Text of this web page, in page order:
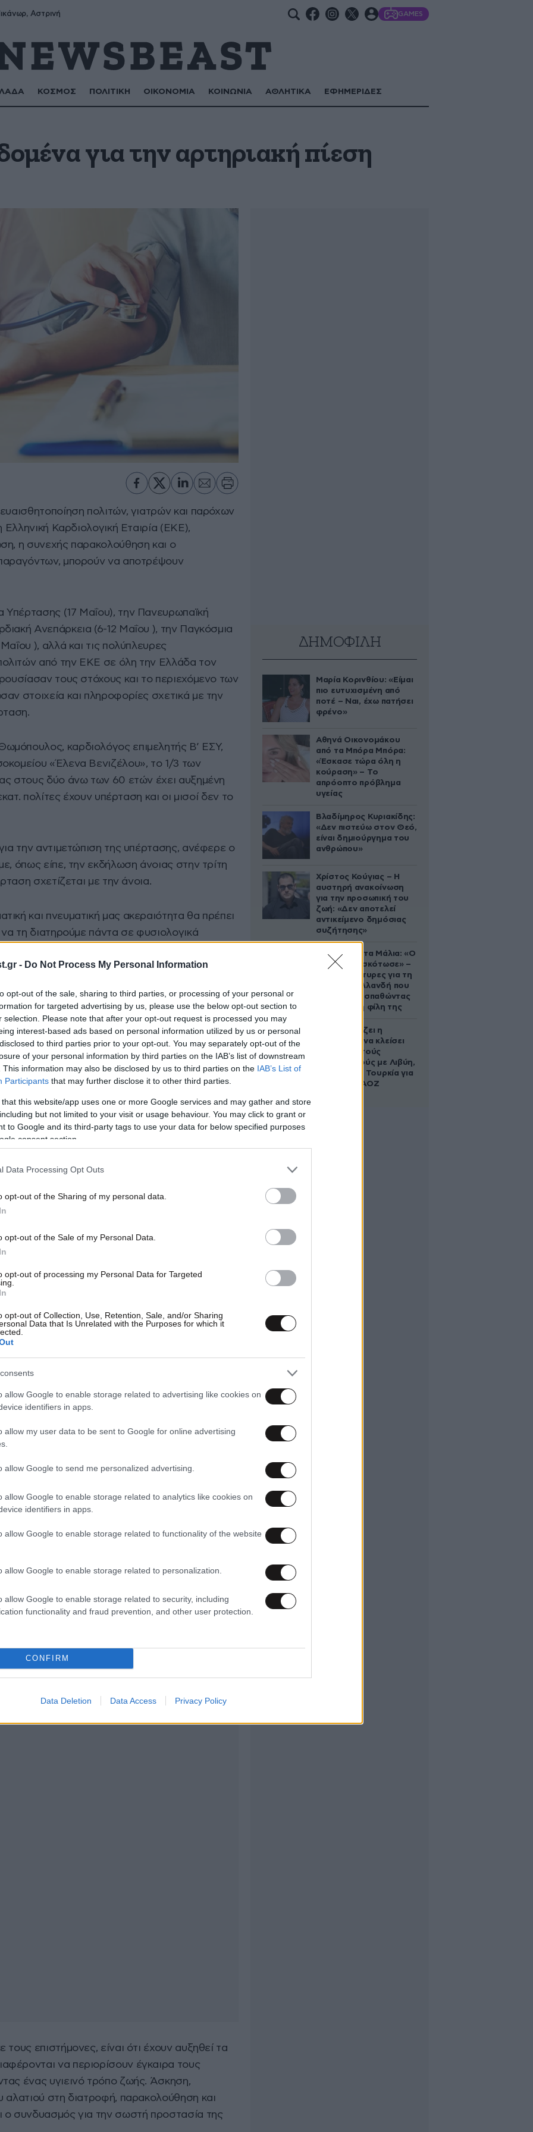
- Do Not Process My Personal Information
opt-out of the sale, sharing to third parties, or processing of your personal or
for targeted advertising by us, please use the below opt-out section to
selection. Please note that after your opt-out request is processed you may
interest-based ads based on personal information utilized by us or personal
to third parties prior to your opt-out. You may separately opt-out of the
of your personal information by third parties on the IAB’s list of downstream
This information may also be disclosed by us to third parties on the IAB’s List of
Participants that may further disclose it to other third parties.
that this website/app uses one or more Google services and may gather and store
but not limited to your visit or usage behaviour. You may click to grant or
to Google and its third-party tags to use your data for below specified purposes
consent section.
Data Processing Opt Outs
opt-out of the Sharing of my personal data.
opt-out of the Sale of my Personal Data.
opt-out of processing my Personal Data for Targeted
opt-out of Collection, Use, Retention, Sale, and/or Sharing
Data that Is Unrelated with the Purposes for which it
allow Google to enable storage related to advertising like cookies on
identifiers in apps.
allow my user data to be sent to Google for online advertising
allow Google to send me personalized advertising.
allow Google to enable storage related to analytics like cookies on
identifiers in apps.
allow Google to enable storage related to functionality of the website
allow Google to enable storage related to personalization.
allow Google to enable storage related to security, including
functionality and fraud prevention, and other user protection.
CONFIRM
Data Deletion Data Access Privacy Policy
Αστρινή GAMES
ΚΟΣΜΟΣ ΠΟΛΙΤΙΚΗ ΟΙΚΟΝΟΜΙΑ ΚΟΙΝΩΝΙΑ ΑΘΛΗΤΙΚΑ ΕΦΗΜΕΡΙΔΕΣ
για την αρτηριακή πίεση
πολιτών, γιατρών και παρόχων
Ελληνική Καρδιολογική Εταιρία (ΕΚΕ),
η συνεχής παρακολούθηση και ο
μπορούν να αποτρέψουν
(17 Μαΐου), την Πανευρωπαϊκή
Ανεπάρκεια (6-12 Μαΐου ), την Παγκόσμια
), αλλά και τις πολύπλευρες
από την ΕΚΕ σε όλη την Ελλάδα τον
τους στόχους και το περιεχόμενο των
στοιχεία και πληροφορίες σχετικά με την
καρδιολόγος επιμελητής Β’ ΕΣΥ,
«Έλενα Βενιζέλου», το 1/3 των
στους δύο άνω των 60 ετών έχει αυξημένη
πολίτες έχουν υπέρταση και οι μισοί δεν το
την αντιμετώπιση της υπέρτασης, ανέφερε ο
όπως είπε, την εκδήλωση άνοιας στην τρίτη
σχετίζεται με την άνοια.
και πνευματική μας ακεραιότητα θα πρέπει
τη διατηρούμε πάντα σε φυσιολογικά
της ΕΚΕ, Κωνσταντίνος Τσιούφης,
Καρδιολογική Κλινική στο «Ιπποκράτειο»
κανονικής αρτηριακής πίεσης
κατευθυντήριες οδηγίες για την
άτομα κάτω των 66 ετών οι τιμές θα πρέπει
Hg και άνω των 66 ετών 140/80 mm Hg.
σε περιβάλλον εκτός ιατρείου.
είπαν ότι οι παιδίατροι είναι ιδιαίτερα
αρτηριακή πίεση των παιδιών. Στην εφηβεία
μία φορά τον χρόνο.
της υπέρτασης υπάρχει μεγάλη βελτίωση,
και τρεις ουσίες, κάτι που οδηγεί σε
πίεσης και συμμόρφωση των ασθενών. Η
προς τον ασθενή και χαμηλού κόστους», τόνισε
επιστήμονες, είναι ότι έχουν αυξηθεί τα
να περιορίσουν έγκαιρα τους
ένας υγιεινό τρόπο ζωής. Άσκηση,
αλατιού στη διατροφή, παρακολούθηση και
συνδυασμός για την σωστή προστασία της
ΔΗΜΟΦΙΛΗ
Μαρία Κορινθίου: «Είμαι
πιο ευτυχισμένη από
ποτέ – Ναι, έχω πατήσει
φρένο»
Αθηνά Οικονομάκου
από τα Μπόρα Μπόρα:
«Έσκασε τώρα όλη η
κούραση» – Το
απρόοπτο πρόβλημα
υγείας
Βλαδίμηρος Κυριακίδης:
«Δεν πιστεύω στον Θεό,
είναι δημιούργημα του
ανθρώπου»
Χρίστος Κούγιας – Η
αυστηρή ανακοίνωση
για την προσωπική του
ζωή: «Δεν αποτελεί
αντικείμενο δημόσιας
συζήτησης»
Τραγωδία στα Μάλια: «Ο
πανικός τη σκότωσε» –
Τι λένε μάρτυρες για τη
42χρονη Ολλανδή που
πνίγηκε προσπαθώντας
να σώσει τη φίλη της
Πώς σχεδιάζει η
κυβέρνηση να κλείσει
τους ανοιχτούς
λογαριασμούς με Λιβύη,
Αλβανία και Τουρκία για
τη χάραξη ΑΟΖ